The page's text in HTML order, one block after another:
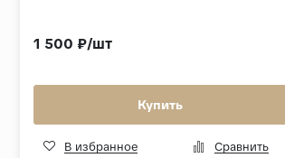
1 500 ₽/шт
Купить
В избранное Сравнить